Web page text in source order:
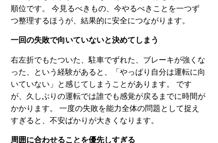
順位です。 今見るべきもの、今やるべきことを一つず
つ整理するほうが、結果的に安全につながります。
一回の失敗で向いていないと決めてしまう
右左折でもたついた、駐車でずれた、ブレーキが強くな
った、という経験があると、「やっぱり自分は運転に向
いていない」と感じてしまうことがあります。 です
が、久しぶりの運転では誰でも感覚が戻るまでに時間が
かかります。 一度の失敗を能力全体の問題として捉え
すぎると、不安ばかりが大きくなります。
周囲に合わせることを優先しすぎる